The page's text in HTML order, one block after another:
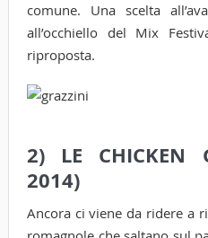
comune. Una scelta
all’occhiello del Mix
riproposta.
2) LE CHICKEN
2014)
Ancora ci viene da ridere a